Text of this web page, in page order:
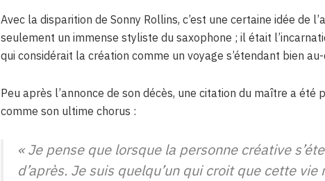
Avec la disparition de Sonny Rollins, c’est une certaine idée de
seulement un immense styliste du saxophone ; il était
qui considérait la création comme un voyage s’étendant bien
Peu après l’annonce de son décès, une citation du maître a
comme son ultime chorus :
« Je pense que lorsque la personne créative
d’après. Je suis quelqu’un qui croit que cette